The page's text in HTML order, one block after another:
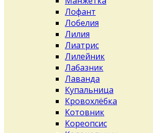
Лофант
Лобелия
Лилия
Лиатрис
Лилейник
Лабазник
Лаванда
Купальница
Кровохлёбка
Котовник
Кореопсис